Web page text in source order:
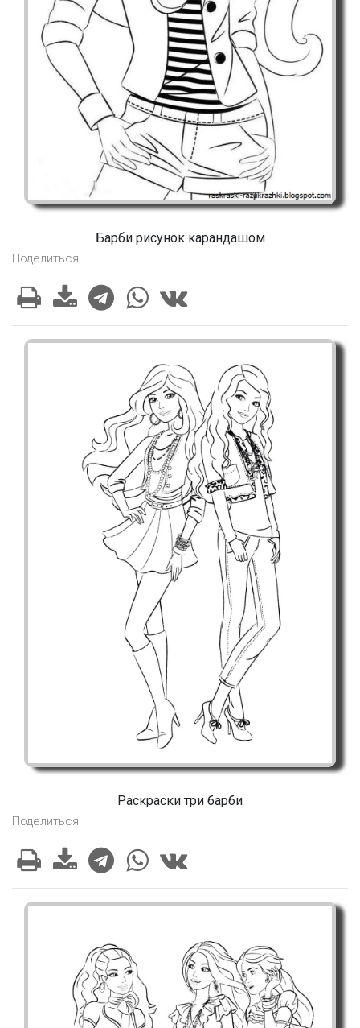
Барби рисунок карандашом
Поделиться:
Раскраски три барби
Поделиться: